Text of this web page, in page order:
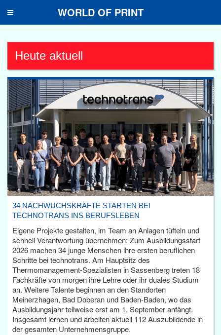
Toggle
WORLD OF PRINT
Heute aktuell
34 NACHWUCHSKRÄFTE STARTEN BEI
TECHNOTRANS INS BERUFSLEBEN
Eigene Projekte gestalten, im Team an Anlagen tüfteln und
schnell Verantwortung übernehmen: Zum Ausbildungsstart
2026 machen 34 junge Menschen ihre ersten beruflichen
Schritte bei technotrans. Am Hauptsitz des
Thermomanagement-Spezialisten in Sassenberg treten 18
Fachkräfte von morgen ihre Lehre oder ihr duales Studium
an. Weitere Talente beginnen an den Standorten
Meinerzhagen, Bad Doberan und Baden-Baden, wo das
Ausbildungsjahr teilweise erst am 1. September anfängt.
Insgesamt lernen und arbeiten aktuell 112 Auszubildende in
der gesamten Unternehmensgruppe.